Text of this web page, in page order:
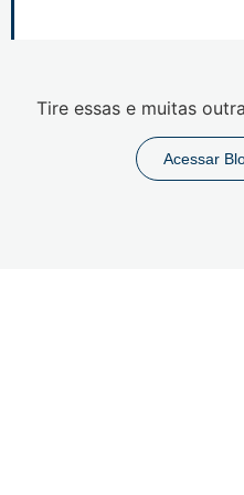
Tire essas e muitas
Acessar